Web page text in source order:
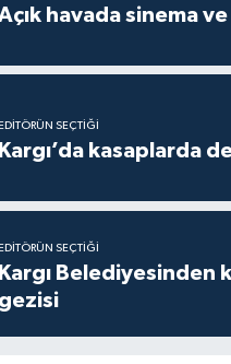
Açık
EDITÖRÜN SEÇTIĞI
Kargı’da kasaplarda
EDITÖRÜN SEÇTIĞI
Kargı Belediyesinden
gezisi